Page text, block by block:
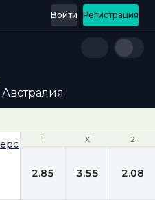
Регистрация
Войти
Австралия
1 Х 2
1 Х 2
2.85 3.55 2.08